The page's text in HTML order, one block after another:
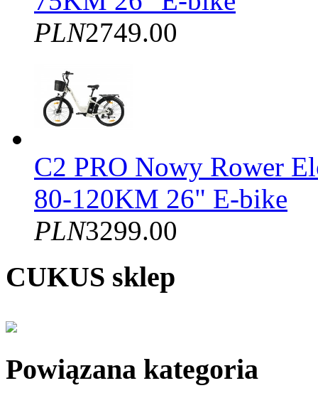
PLN2749.00
C2 PRO Nowy Rower
80-120KM 26" E-bike
PLN3299.00
CUKUS sklep
Powiązana kategoria